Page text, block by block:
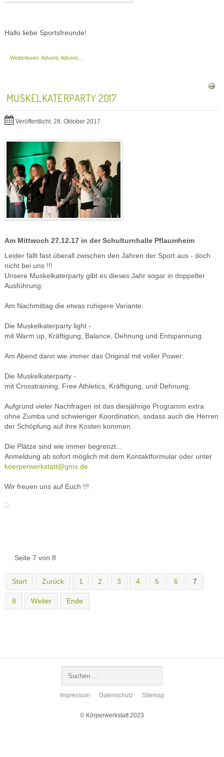
Hallo liebe Sportsfreunde!
Weiterlesen: Advent, Advent,...
MUSKELKATERPARTY 2017
Veröffentlicht: 28. Oktober 2017
Am Mittwoch 27.12.17 in der Schulturnhalle Pflaumheim
Leider fällt fast überall zwischen den Jahren der Sport aus - doch
nicht bei uns !!!
Unsere Muskelkaterparty gibt es dieses Jahr sogar in doppelter
Ausführung:
Am Nachmittag die etwas ruhigere Variante:
Die Muskelkaterparty light -
mit Warm up, Kräftigung, Balance, Dehnung und Entspannung.
Am Abend dann wie immer das Original mit voller Power:
Die Muskelkaterparty -
mit Crosstraining, Free Athletics, Kräftigung, und Dehnung.
Aufgrund vieler Nachfragen ist das diesjährige Programm extra
ohne Zumba und schwieriger Koordination, sodass auch die Herren
der Schöpfung auf ihre Kosten kommen.
Die Plätze sind wie immer begrenzt...
Anmeldung ab sofort möglich mit dem Kontaktformular oder unter
koerperwerkstatt@gmx.de
Wir freuen uns auf Euch !!!
Seite 7 von 8
Start Zurück 1 2 3 4 5 6 7
8 Weiter Ende
Impressum Datenschutz Sitemap
© Körperwerkstatt 2023